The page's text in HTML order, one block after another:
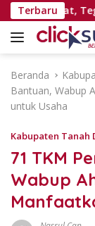
a
Terbaru
Pejabat,
Beranda
Bantuan, Wabup
untuk Usaha
Kabupaten Tanah
71 TKM
Wabup